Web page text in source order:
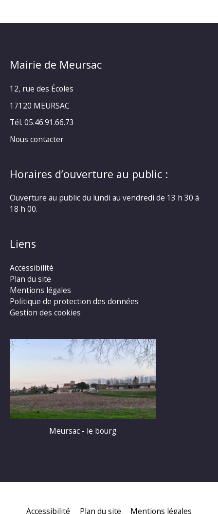
Mairie de Meursac
12, rue des Écoles
17120 MEURSAC
Tél. 05.46.91.66.73
Nous contacter
Horaires d’ouverture au public :
Ouverture au public du lundi au vendredi de 13 h 30 à
18 h 00.
Liens
Accessibilité
Plan du site
Mentions légales
Politique de protection des données
Gestion des cookies
Meursac - le bourg
Accessibilité Plan du site Mentions légales